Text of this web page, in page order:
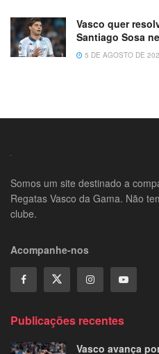
Vasco quer
Santiago Sosa
5 DE AGOSTO DE
Somos um site destinado a
Regatas Vasco da Gama. Não
clube.
Acompanhe-nos
Publicações recentes
Vasco avança